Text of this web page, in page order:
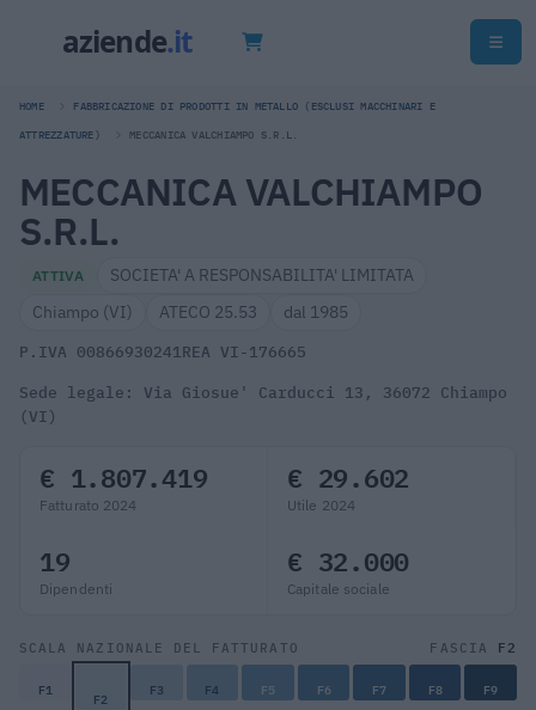
HOME FABBRICAZIONE DI PRODOTTI IN METALLO (ESCLUSI MACCHINARI E
ATTREZZATURE) MECCANICA VALCHIAMPO S.R.L.
MECCANICA VALCHIAMPO
S.R.L.
ATTIVA
SOCIETA' A RESPONSABILITA' LIMITATA
Chiampo (VI)
ATECO 25.53 dal 1985
P.IVA 00866930241REA VI-176665
Sede legale: Via Giosue' Carducci 13, 36072 Chiampo
(VI)
€ 1.807.419
Fatturato 2024
€ 29.602
Utile 2024
19
Dipendenti
€ 32.000
Capitale sociale
SCALA NAZIONALE DEL FATTURATO FASCIA F2
F1 F2 F3 F4 F5 F6 F7 F8 F9